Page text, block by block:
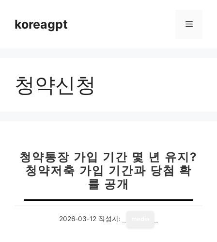
koreagpt 메
청약신청
청약통장 가입 기간 몇 년 유지?
청약저축 가입 기간과 당첨 확
률 공개
2026-03-12 작성자: